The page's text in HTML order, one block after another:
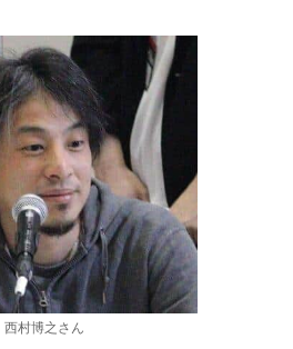
西村博之さん